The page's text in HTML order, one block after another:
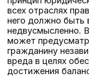
всех отраслях
него должно
недвусмысленно.
может
гражданину
вреда в целях
достижения